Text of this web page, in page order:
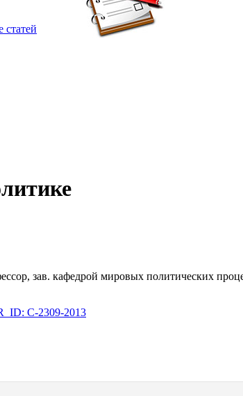
статей
зав. кафедрой мировых политических
C-2309-2013